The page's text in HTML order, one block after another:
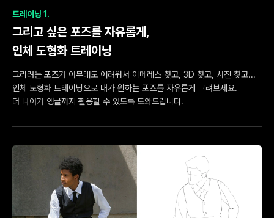
트레이닝 1.
그리고 싶은 포즈를 자유롭게,
인체 도형화 트레이닝
그리려는 포즈가 아무래도 어려워서 이메레스 찾고, 3D 찾고, 사진 찾고...
인체 도형화 트레이닝으로 내가 원하는 포즈를 자유롭게 그려보세요.
더 나아가 앵글까지 활용할 수 있도록 도와드립니다.